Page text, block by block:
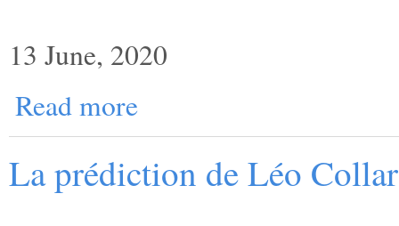
13 June, 2020
Read more
La prédiction de Léo